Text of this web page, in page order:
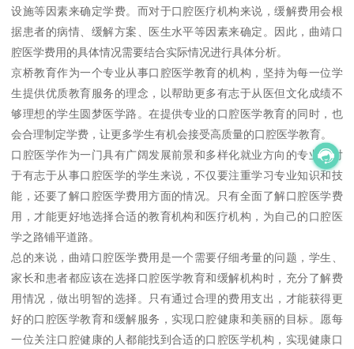
设施等因素来确定学费。而对于口腔医疗机构来说，缓解费用会根
据患者的病情、缓解方案、医生水平等因素来确定。因此，曲靖口
腔医学费用的具体情况需要结合实际情况进行具体分析。
京桥教育作为一个专业从事口腔医学教育的机构，坚持为每一位学
生提供优质教育服务的理念，以帮助更多有志于从医但文化成绩不
够理想的学生圆梦医学路。在提供专业的口腔医学教育的同时，也
会合理制定学费，让更多学生有机会接受高质量的口腔医学教育。
口腔医学作为一门具有广阔发展前景和多样化就业方向的专业，对
于有志于从事口腔医学的学生来说，不仅要注重学习专业知识和技
能，还要了解口腔医学费用方面的情况。只有全面了解口腔医学费
用，才能更好地选择合适的教育机构和医疗机构，为自己的口腔医
学之路铺平道路。
总的来说，曲靖口腔医学费用是一个需要仔细考量的问题，学生、
家长和患者都应该在选择口腔医学教育和缓解机构时，充分了解费
用情况，做出明智的选择。只有通过合理的费用支出，才能获得更
好的口腔医学教育和缓解服务，实现口腔健康和美丽的目标。愿每
一位关注口腔健康的人都能找到合适的口腔医学机构，实现健康口